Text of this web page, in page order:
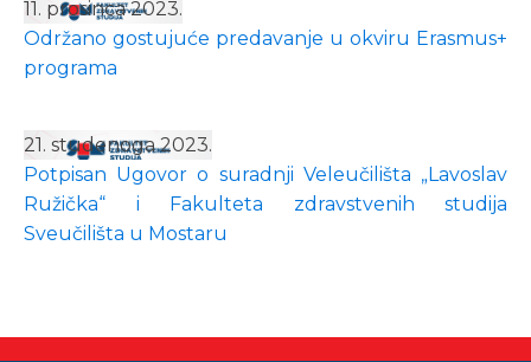
11. prosinca 2023.
Održano gostujuće predavanje u okviru Erasmus+
programa
21. studenoga 2023.
Potpisan Ugovor o suradnji Veleučilišta „Lavoslav
Ružička“ i Fakulteta zdravstvenih studija
Sveučilišta u Mostaru